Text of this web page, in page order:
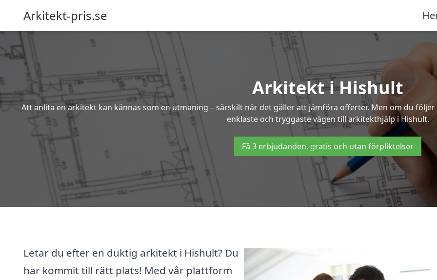
Arkitekt-pris.se
Arkitekt i Hishult
Att anlita en arkitekt kan kännas som en utmaning – särskilt när det gäller att jämföra offerter. Men om du
enklaste och tryggaste vägen till arkitekthjälp i Hishult.
Få 3 erbjudanden, gratis och utan förpliktelser
Letar du efter en duktig arkitekt i Hishult? Du
har kommit till rätt plats! Med vår plattform